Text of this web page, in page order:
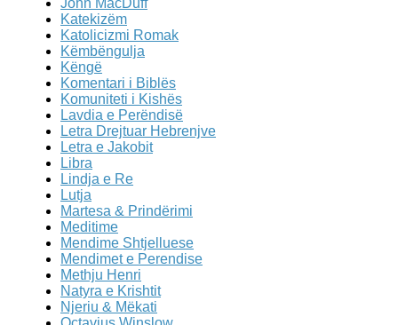
Katekizëm
Katolicizmi Romak
Këmbëngulja
Këngë
Komentari i Biblës
Komuniteti i Kishës
Lavdia e Perëndisë
Letra Drejtuar Hebrenjve
Letra e Jakobit
Libra
Lindja e Re
Lutja
Martesa & Prindërimi
Meditime
Mendime Shtjelluese
Mendimet e Perendise
Methju Henri
Natyra e Krishtit
Njeriu & Mëkati